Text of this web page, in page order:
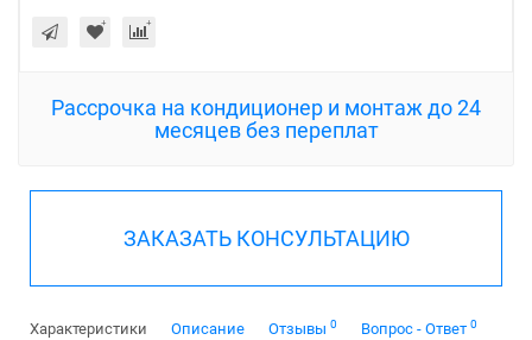
Рассрочка на кондиционер и монтаж до 24
месяцев без переплат
ЗАКАЗАТЬ КОНСУЛЬТАЦИЮ
Характеристики Описание Отзывы 0 Вопрос - Ответ 0